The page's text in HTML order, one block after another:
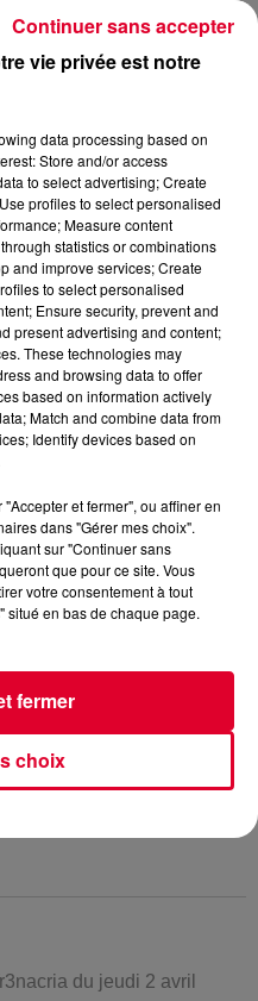
du jeudi 2 avril
vie privée est notre
data processing based on
Store and/or access
to select advertising; Create
profiles to select personalised
Measure content
statistics or combinations
and improve services; Create
to select personalised
Ensure security, prevent and
present advertising and content;
These technologies may
and browsing data to offer
based on information actively
Match and combine data from
Identify devices based on
et fermer", ou affiner en
dans "Gérer mes choix".
sur "Continuer sans
que pour ce site. Vous
votre consentement à tout
situé en bas de chaque page.
choix
fermer
Continuer sans accepter